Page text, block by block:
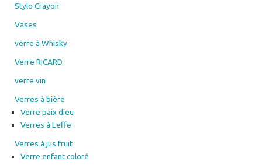
Stylo Crayon
Vases
verre à Whisky
Verre RICARD
verre vin
Verres à bière
Verre paix dieu
Verres à Leffe
Verres à jus fruit
Verre enfant coloré